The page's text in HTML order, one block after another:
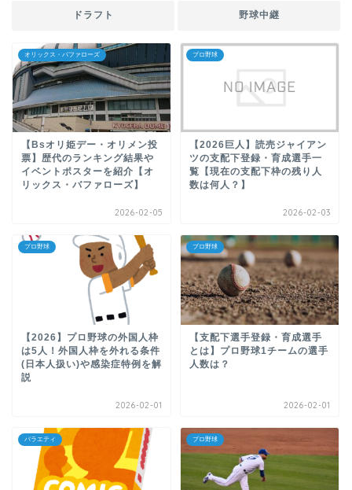
ドラフト 野球中継
オリックス・バファローズ
【Bsオリ姫デー・オリメン投
票】歴代のランキング結果や
イベントポスターを紹介【オ
リックス・バファローズ】
2026-02-05
プロ野球
【2026巨人】読売ジャイアン
ツの支配下登録・育成選手一
覧【現在の支配下枠の残り人
数は何人？】
2026-02-03
プロ野球
【2026】プロ野球の外国人枠
は5人！外国人枠を外れる条件
(日本人扱い)や感染症特例を解
説
2026-02-01
プロ野球
【支配下選手登録・育成選手
とは】プロ野球1チームの選手
人数は？
2026-02-01
バラエティ プロ野球